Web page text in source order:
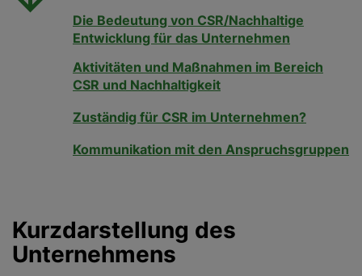
Die Bedeutung von CSR/Nachhaltige
Entwicklung für das Unternehmen
Aktivitäten und Maßnahmen im Bereich
CSR und Nachhaltigkeit
Zuständig für CSR im Unternehmen?
Kommunikation mit den Anspruchsgruppen
Kurzdarstellung des
Unternehmens